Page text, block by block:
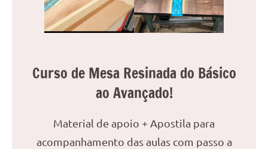
reuniõesCurso de Mesa Resinada do Básico
ao Avançado!
Material de apoio + Apostila para
acompanhamento das aulas com passo a